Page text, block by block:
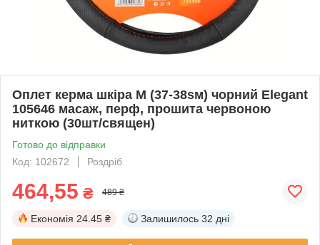
Оплет керма шкіра М (37-38sм) чорний Elegant
105646 масаж, перф, прошита червоною
ниткою (30шт/священ)
Готово до відправки
Код: 102672
Роздріб
464,55 ₴ 489 ₴
Економія 24.45 ₴ Залишилось 32 дні